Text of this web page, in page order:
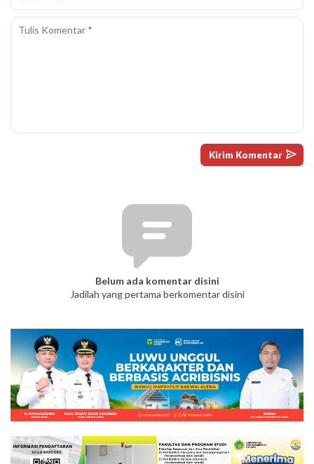
Belum ada komentar disini
Jadilah yang pertama berkomentar disini